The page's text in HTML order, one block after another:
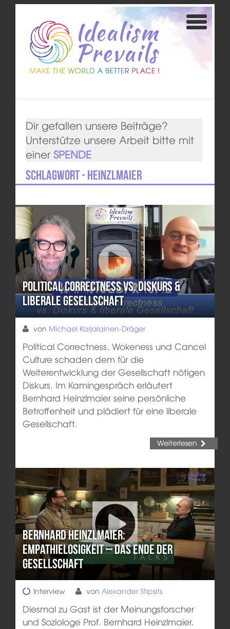
Dir gefallen unsere Beiträge?
Unterstütze unsere Arbeit bitte mit
einer SPENDE
Schlagwort - Heinzlmaier
Political Correctness vs. Diskurs &
liberale Gesellschaft
von Michael Karjalainen-Dräger
Political Correctness, Wokeness und Cancel
Culture schaden dem für die
Weiterentwicklung der Gesellschaft nötigen
Diskurs. Im Kamingespräch erläutert
Bernhard Heinzlmaier seine persönliche
Betroffenheit und plädiert für eine liberale
Gesellschaft.
Weiterlesen
Bernhard Heinzlmaier:
Empathielosigkeit – das Ende der
Gesellschaft
Interview von Alexander Stipsits
Diesmal zu Gast ist der Meinungsforscher
und Soziologe Prof. Bernhard Heinzlmaier.